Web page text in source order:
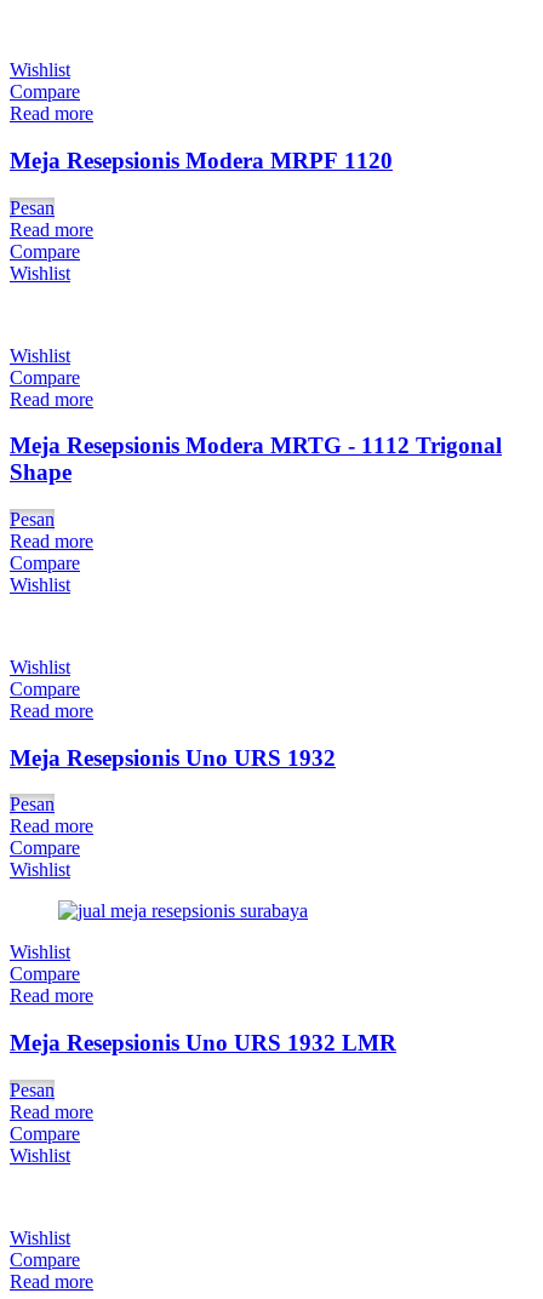
Wishlist
Compare
Read more
Meja Resepsionis Modera MRPF 1120
Pesan
Read more
Compare
Wishlist
Wishlist
Compare
Read more
Meja Resepsionis Modera MRTG - 1112 Trigonal
Shape
Pesan
Read more
Compare
Wishlist
Wishlist
Compare
Read more
Meja Resepsionis Uno URS 1932
Pesan
Read more
Compare
Wishlist
Wishlist
Compare
Read more
Meja Resepsionis Uno URS 1932 LMR
Pesan
Read more
Compare
Wishlist
Wishlist
Compare
Read more